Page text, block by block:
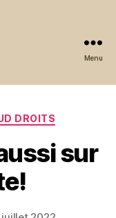
Menu
DROITS
sur